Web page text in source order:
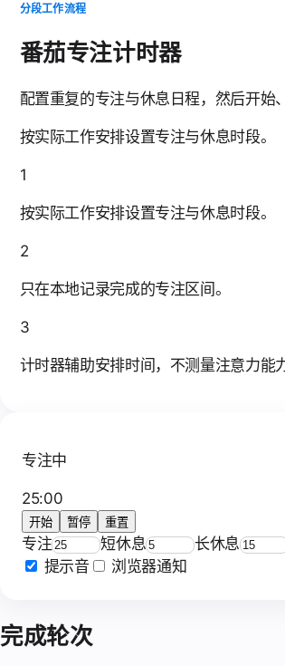
分段工作流程
番茄专注计时器
配置重复的专注与休息日程，然后开
按实际工作安排设置专注与休息时段。
1
按实际工作安排设置专注与休息时段。
2
只在本地记录完成的专注区间。
3
计时器辅助安排时间，不测量注意力能力
专注中
25:00
开始 暂停 重置
专注 短休息 长休息
提示音
浏览器通知
完成轮次